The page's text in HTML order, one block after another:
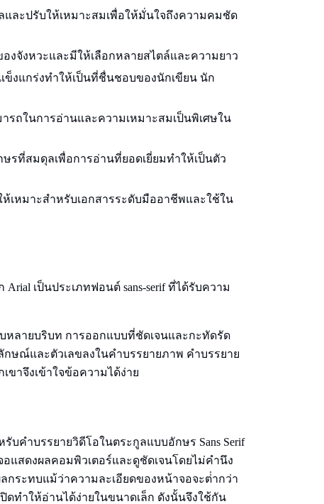
ละปรับให้เหมาะสมเพื่อให้มั่นใจถึงความคมชัด
จังหวะและมีให้เลือกหลายสไตล์และความยาว
งแกร่งทําให้เป็นที่ชื่นชอบของนักเขียน นัก
รถในการอ่านและความเหมาะสมเป็นพิเศษใน
ที่สมดุลเพื่อการอ่านที่ยอดเยี่ยมทําให้เป็นตัว
เหมาะสําหรับเอกสารระดับมืออาชีพและใช้ใน
เป็นประเภทฟอนต์ sans-serif ที่ได้รับความ
ลายบริบท การออกแบบที่ชัดเจนและกะทัดรัด
ษณ์และตัวเลขลงในคําบรรยายภาพ คําบรรยาย
ขาจึงเข้าใจข้อความได้ง่าย
คําบรรยายวิดีโอในตระกูลแบบอักษร Sans Serif
แสดงผลคอมพิวเตอร์และดูชัดเจนโดยไม่คํานึง
กระทบแม้ว่าความละเอียดของหน้าจอจะต่ํากว่า
ทําให้อ่านได้ง่ายในขนาดเล็ก ดังนั้นจึงใช้กัน